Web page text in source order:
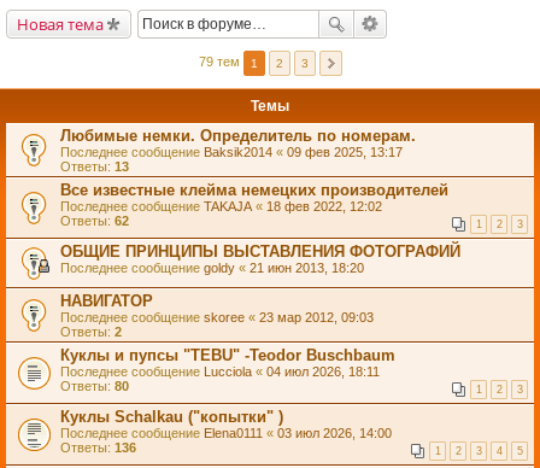
Новая тема
79 тем 1 2 3
Темы
Любимые немки. Определитель по номерам.
Последнее сообщение Baksik2014 « 09 фев 2025, 13:17
Ответы: 13
Все известные клейма немецких производителей
Последнее сообщение TAKAJA « 18 фев 2022, 12:02
Ответы: 62 1 2 3
ОБЩИЕ ПРИНЦИПЫ ВЫСТАВЛЕНИЯ ФОТОГРАФИЙ
Последнее сообщение goldy « 21 июн 2013, 18:20
НАВИГАТОР
Последнее сообщение skoree « 23 мар 2012, 09:03
Ответы: 2
Куклы и пупсы "TEBU" -Теоdor Buschbaum
Последнее сообщение Lucciola « 04 июл 2026, 18:11
Ответы: 80 1 2 3
Куклы Sсhаlkau ("копытки" )
Последнее сообщение Elena0111 « 03 июл 2026, 14:00
Ответы: 136 1 2 3 4 5